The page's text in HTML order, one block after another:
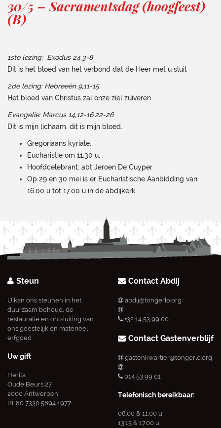
30/5 – Sacramentsdag (hoogfeest)
(B)
1ste lezing: Exodus 24,3-8
Dit is het bloed van het verbond dat de Heer met u sluit
2de lezing: Hebreeën 9,11-15
Het bloed van Christus zal onze ziel zuiveren
Evangelie: Marcus 14,12-16.22-26
Dit is mijn lichaam. dit is mijn bloed.
Gregoriaans kyriale.
Eucharistie om 11.30 u.
Hoofdcelebrant: abt Jeroen De Cuyper
Op 29 en 30 mei is er Eucharistische Aanbidding van
16.00 u tot 17.00 u in de abdijkerk.
Steun
U kan ons steunen in het
duurzaam behoud, de
restauratie en ontsluiting van
ons geestelijk en materieel
erfgoed.
Uw gift
Herita
Oude Beurs 27
2000 Antwerpen
BE80 7330 5894 1977
Contact Abdij
abdij@tongerlo.org
+32 14 53 99 00
Contact Gastenverblijf
gastenkwartier@tongerlo.org
014 53 99 01
Telefonisch bereikbaar:
08.00 & 11.00 u
13.15 & 17.00 u